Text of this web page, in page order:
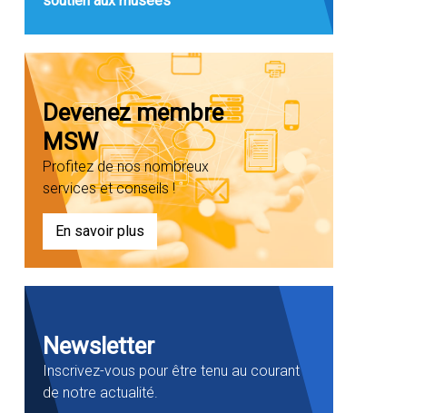
Devenez membre
MSW
Profitez de nos nombreux
services et conseils !
En savoir plus
Newsletter
Inscrivez-vous pour être tenu au courant
de notre actualité.